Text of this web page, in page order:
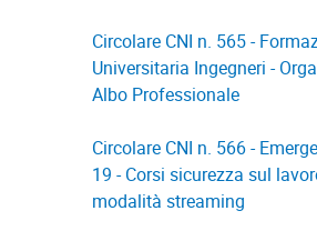
Circolare CNI n. 565 -
Universitaria Ingegneri -
Albo Professionale
Circolare CNI n. 566 -
19 - Corsi sicurezza sul
modalità streaming